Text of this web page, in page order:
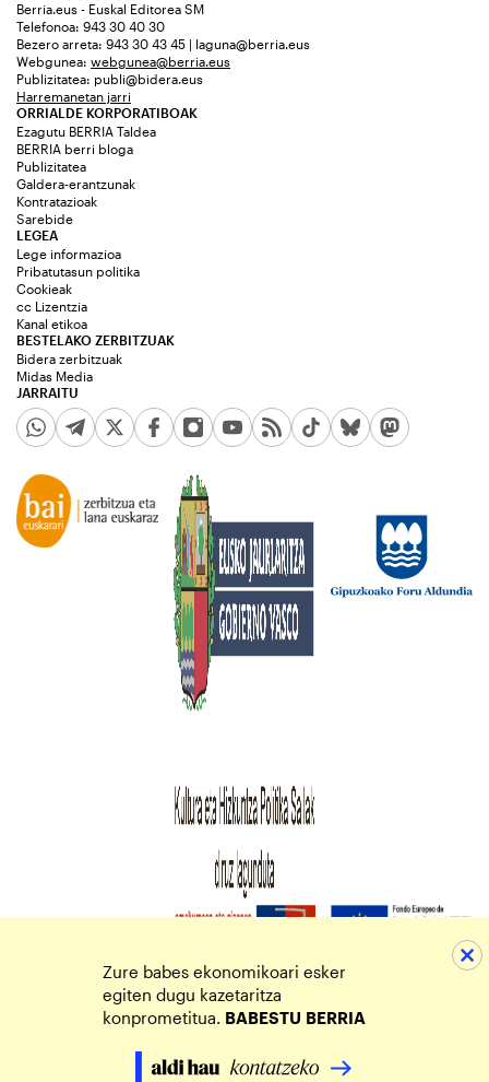
Berria.eus - Euskal Editorea SM
Telefonoa: 943 30 40 30
Bezero arreta: 943 30 43 45 | laguna@berria.eus
Webgunea: webgunea@berria.eus
Publizitatea: publi@bidera.eus
Harremanetan jarri
ORRIALDE KORPORATIBOAK
Ezagutu BERRIA Taldea
BERRIA berri bloga
Publizitatea
Galdera-erantzunak
Kontratazioak
Sarebide
JARRAITU
LEGEA
Lege informazioa
Pribatutasun politika
Cookieak
cc Lizentzia
Kanal etikoa
BESTELAKO ZERBITZUAK
Bidera zerbitzuak
Midas Media
Zure babes ekonomikoari esker
egiten dugu kazetaritza
konprometitua. BABESTU BERRIA